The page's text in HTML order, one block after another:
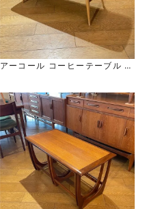
アーコール コーヒーテーブル E